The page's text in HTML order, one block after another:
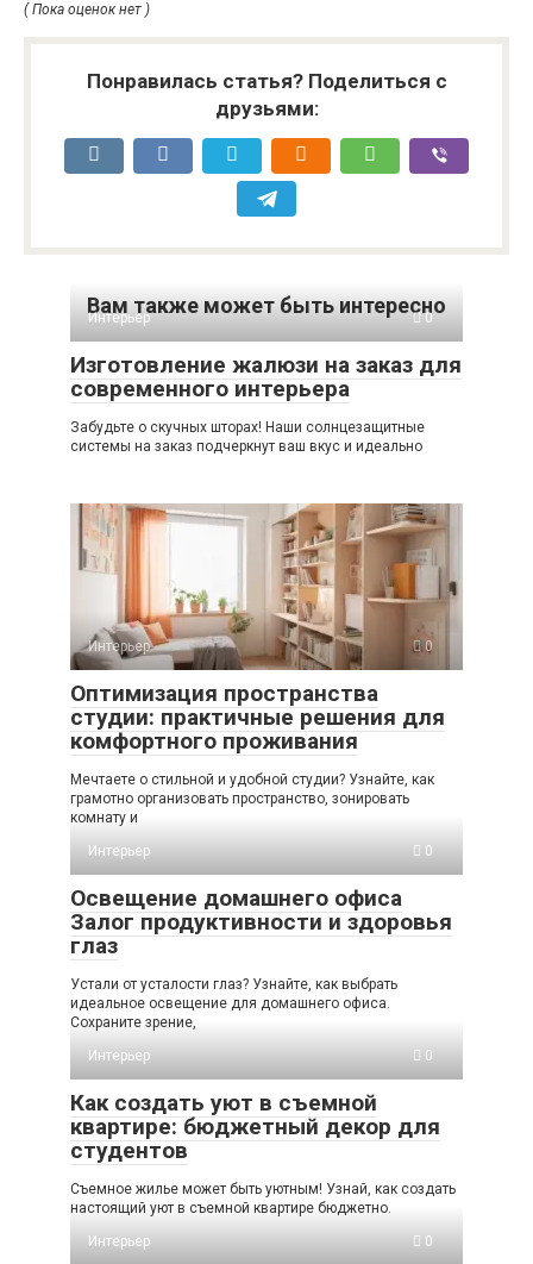
( Пока оценок нет )
Понравилась статья? Поделиться с
друзьями:
Вам также может быть интересно
Интерьер 0
Изготовление жалюзи на заказ для
современного интерьера
Забудьте о скучных шторах! Наши солнцезащитные
системы на заказ подчеркнут ваш вкус и идеально
Интерьер 0
Оптимизация пространства
студии: практичные решения для
комфортного проживания
Мечтаете о стильной и удобной студии? Узнайте, как
грамотно организовать пространство, зонировать
комнату и
Интерьер
0
Освещение домашнего офиса
Залог продуктивности и здоровья
глаз
Устали от усталости глаз? Узнайте, как выбрать
идеальное освещение для домашнего офиса.
Сохраните зрение,
Интерьер
0
Как создать уют в съемной
квартире: бюджетный декор для
студентов
Съемное жилье может быть уютным! Узнай, как создать
настоящий уют в съемной квартире бюджетно.
Интерьер
0